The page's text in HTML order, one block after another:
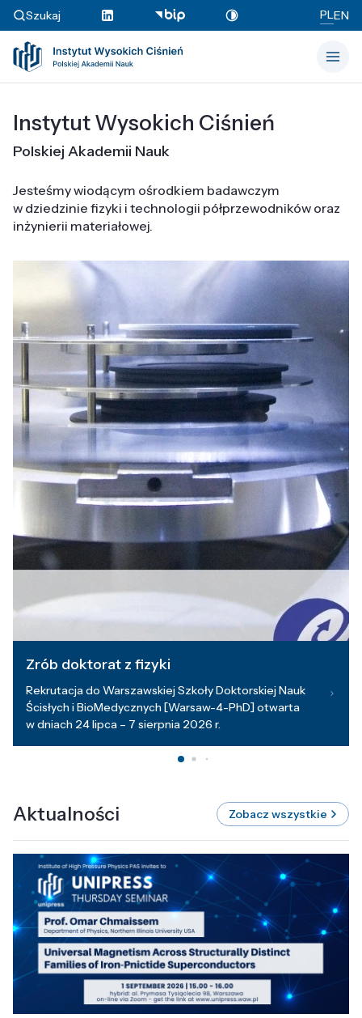
Szukaj PLEN
Instytut Wysokich Ciśnień
Polskiej Akademii Nauk
Jesteśmy wiodącym ośrodkiem badawczym
w dziedzinie fizyki i technologii półprzewodników oraz
inżynierii materiałowej.
Zrób doktorat z fizyki
Rekrutacja do Warszawskiej Szkoły Doktorskiej Nauk
Ścisłych i BioMedycznych [Warsaw-4-PhD] otwarta
w dniach 24 lipca – 7 sierpnia 2026 r.
Aktualności Zobacz wszystkie